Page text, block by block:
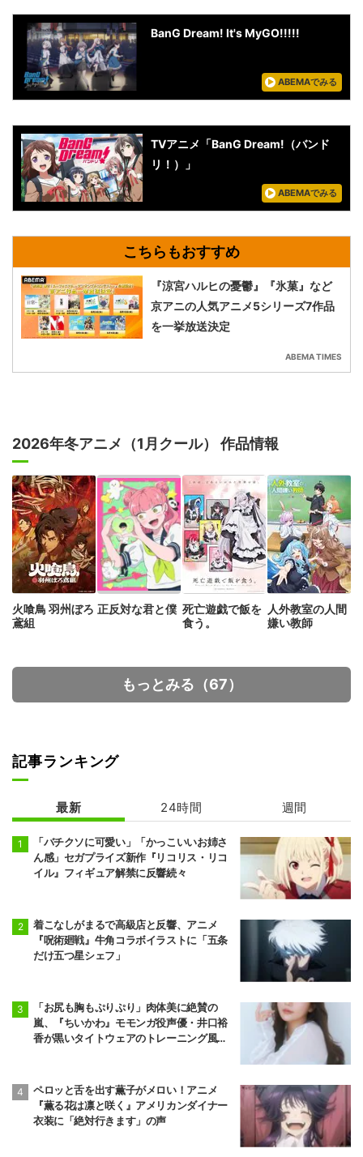
BanG Dream! It's MyGO!!!!!
ABEMAでみる
TVアニメ「BanG Dream!（バンド
リ！）」
ABEMAでみる
『涼宮ハルヒの憂鬱』『氷菓』など
京アニの人気アニメ5シリーズ7作品
を一挙放送決定
ABEMA TIMES
2026年冬アニメ（1月クール） 作品情報
火喰鳥 羽州ぼろ
鳶組
正反対な君と僕 死亡遊戯で飯を
食う。
人外教室の人間
嫌い教師
もっとみる（67）
記事ランキング
最新 24時間 週間
「バチクソに可愛い」「かっこいいお姉さ
ん感」セガプライズ新作『リコリス・リコ
イル』フィギュア解禁に反響続々
着こなしがまるで高級店と反響、アニメ
『呪術廻戦』牛角コラボイラストに「五条
だけ五つ星シェフ」
「お尻も胸もぷりぷり」肉体美に絶賛の
嵐、『ちいかわ』モモンガ役声優・井口裕
香が黒いタイトウェアのトレーニング風景
ペロッと舌を出す薫子がメロい！アニメ
『薫る花は凛と咲く』アメリカンダイナー
衣装に「絶対行きます」の声